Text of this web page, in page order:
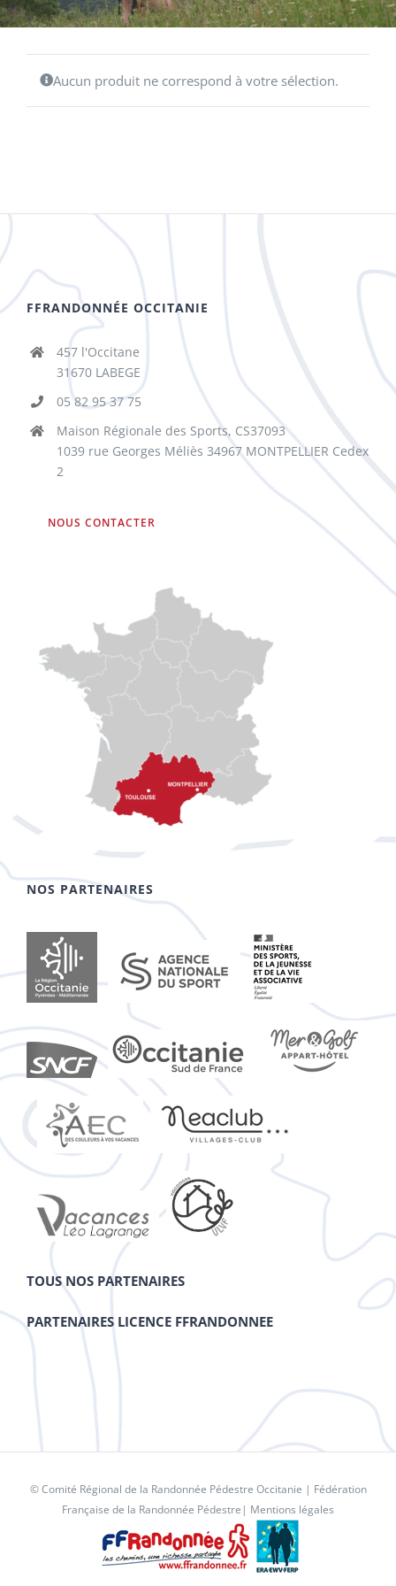
Aucun produit ne correspond à votre sélection.
FFRANDONNÉE OCCITANIE
457 l'Occitane
31670 LABEGE
05 82 95 37 75
Maison Régionale des Sports, CS37093
1039 rue Georges Méliès 34967 MONTPELLIER Cedex
2
NOUS CONTACTER
NOS PARTENAIRES
TOUS NOS PARTENAIRES
PARTENAIRES LICENCE FFRANDONNEE
© Comité Régional de la Randonnée Pédestre Occitanie | Fédération
Française de la Randonnée Pédestre | Mentions légales